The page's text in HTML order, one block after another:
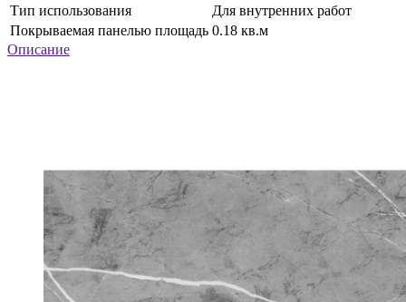
Тип использования
Для внутренних работ
Покрываемая панелью площадь 0.18 кв.м
Описание